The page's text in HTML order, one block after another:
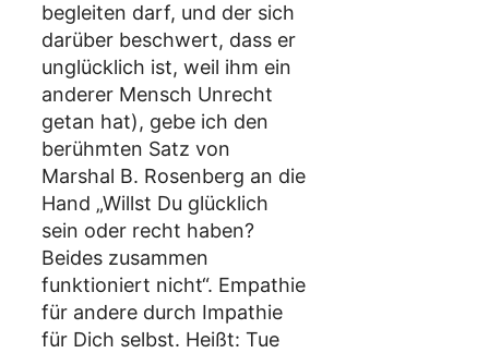
begleiten darf, und der sich
darüber beschwert, dass er
unglücklich ist, weil ihm ein
anderer Mensch Unrecht
getan hat), gebe ich den
berühmten Satz von
Marshal B. Rosenberg an die
Hand „Willst Du glücklich
sein oder recht haben?
Beides zusammen
funktioniert nicht“. Empathie
für andere durch Impathie
für Dich selbst. Heißt: Tue